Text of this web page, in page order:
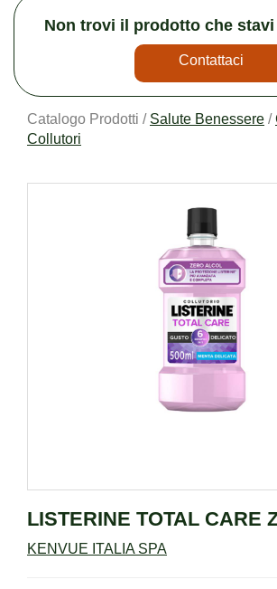
Non trovi il prodotto che
Contattaci
Catalogo Prodotti / Salute Benessere /
Collutori
LISTERINE TOTAL CARE
KENVUE ITALIA SPA